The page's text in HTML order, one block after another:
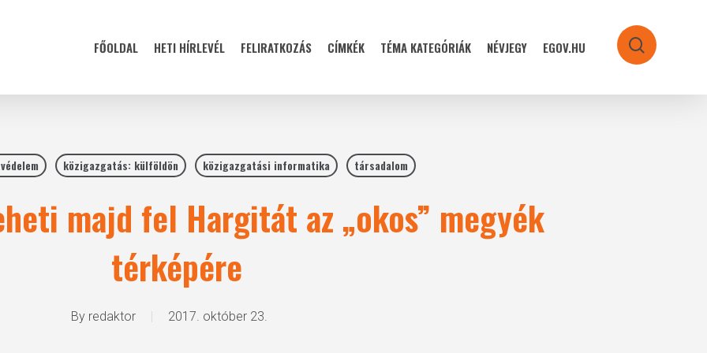
FŐOLDAL HETI HÍRLEVÉL FELIRATKOZÁS CÍMKÉK TÉMA KATEGÓRIÁK NÉVJEGY EGOV.HU search
közigazgatás: külföldön közigazgatási informatika társadalom
majd fel Hargitát az „okos” megyék
térképére
By redaktor 2017. október 23.